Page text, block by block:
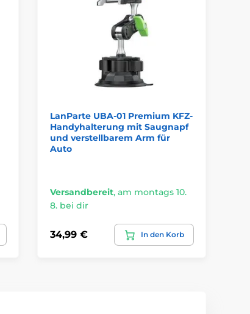
LanParte UBA-01 Premium KFZ-
Handyhalterung mit Saugnapf
und verstellbarem Arm für
Auto
Versandbereit, am montags 10.
8. bei dir
34,99 € In den Korb